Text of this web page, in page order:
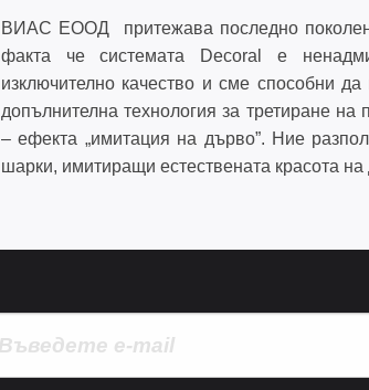
ВИАС ЕООД притежава последно
факта че системата Decoral е
изключително качество и сме способни
допълнителна технология за третиране
– ефекта „имитация на дърво”. Ние
шарки, имитиращи естествената красота